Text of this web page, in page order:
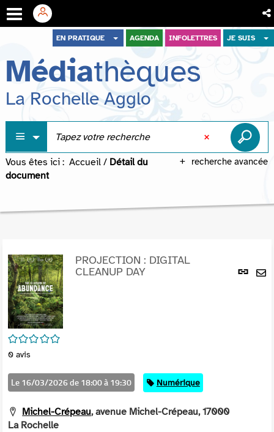
menu
contenu
recherche
EN PRATIQUE AGENDA INFOLETTRES JE SUIS
Médiathèques
La Rochelle Agglo
recherche avancée
Vous êtes ici : Accueil / Détail du
document
Lien
/5
0 avis
PROJECTION : DIGITAL
CLEANUP DAY
Le 16/03/2026 de 18:00 à 19:30 Catégorie
Numérique
Michel-Crépeau, avenue Michel-Crépeau, 17000
La Rochelle